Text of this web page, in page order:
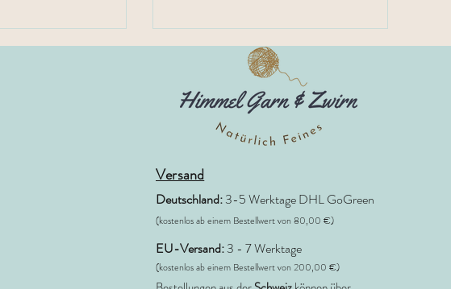
Versand
Deutschland:3-5 Werktage DHL GoGreen
(kostenlos ab einem Bestellwert von 80,00 €)
EU-Versand:3 - 7 Werktage
(kostenlos ab einem Bestellwert von 200,00 €)